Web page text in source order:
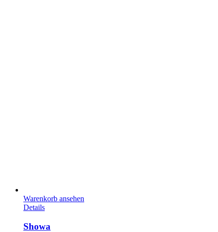
Warenkorb ansehen
Details
Showa